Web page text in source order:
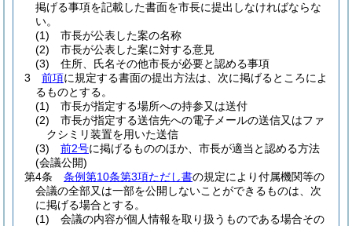
掲げる事項を記載した書面を市長に提出しなければならな
い。
(1)
市長が公表した案の名称
(2)
市長が公表した案に対する意見
(3)
住所、氏名その他市長が必要と認める事項
3
前項に規定する書面の提出方法は、次に掲げるところによ
るものとする。
(1)
市長が指定する場所への持参又は送付
(2)
市長が指定する送信先への電子メールの送信又はファ
クシミリ装置を用いた送信
(3)
前2号に掲げるもののほか、市長が適当と認める方法
(会議公開)
第4条
条例第10条第3項ただし書の規定により付属機関等の
会議の全部又は一部を公開しないことができるものは、次
に掲げる場合とする。
(1)
会議の内容が個人情報を取り扱うものである場合その